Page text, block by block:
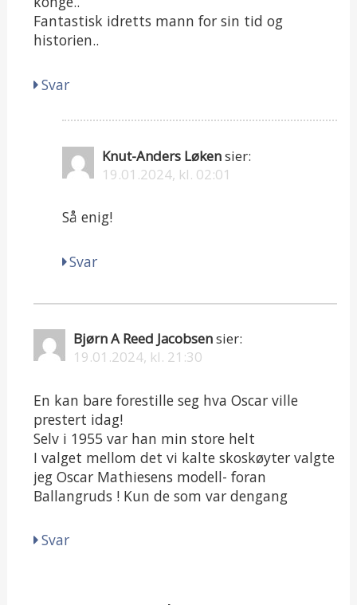
Fantastisk idretts mann for sin tid og
historien..
Svar
Knut-Anders Løkensier:
19.01.2024, kl. 02:01
Så enig!
Svar
Bjørn A Reed Jacobsensier:
19.01.2024, kl. 21:30
En kan bare forestille seg hva Oscar ville
prestert idag!
Selv i 1955 var han min store helt
I valget mellom det vi kalte skoskøyter valgte
jeg Oscar Mathiesens modell- foran
Ballangruds ! Kun de som var dengang
Svar